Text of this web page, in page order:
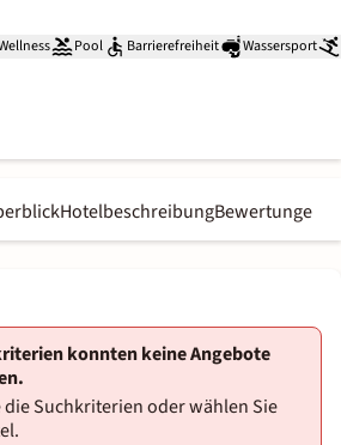
Pool Barrierefreiheit Wassersport
HotelbeschreibungBewertungen
konnten keine Angebote
die Suchkriterien oder wählen Sie